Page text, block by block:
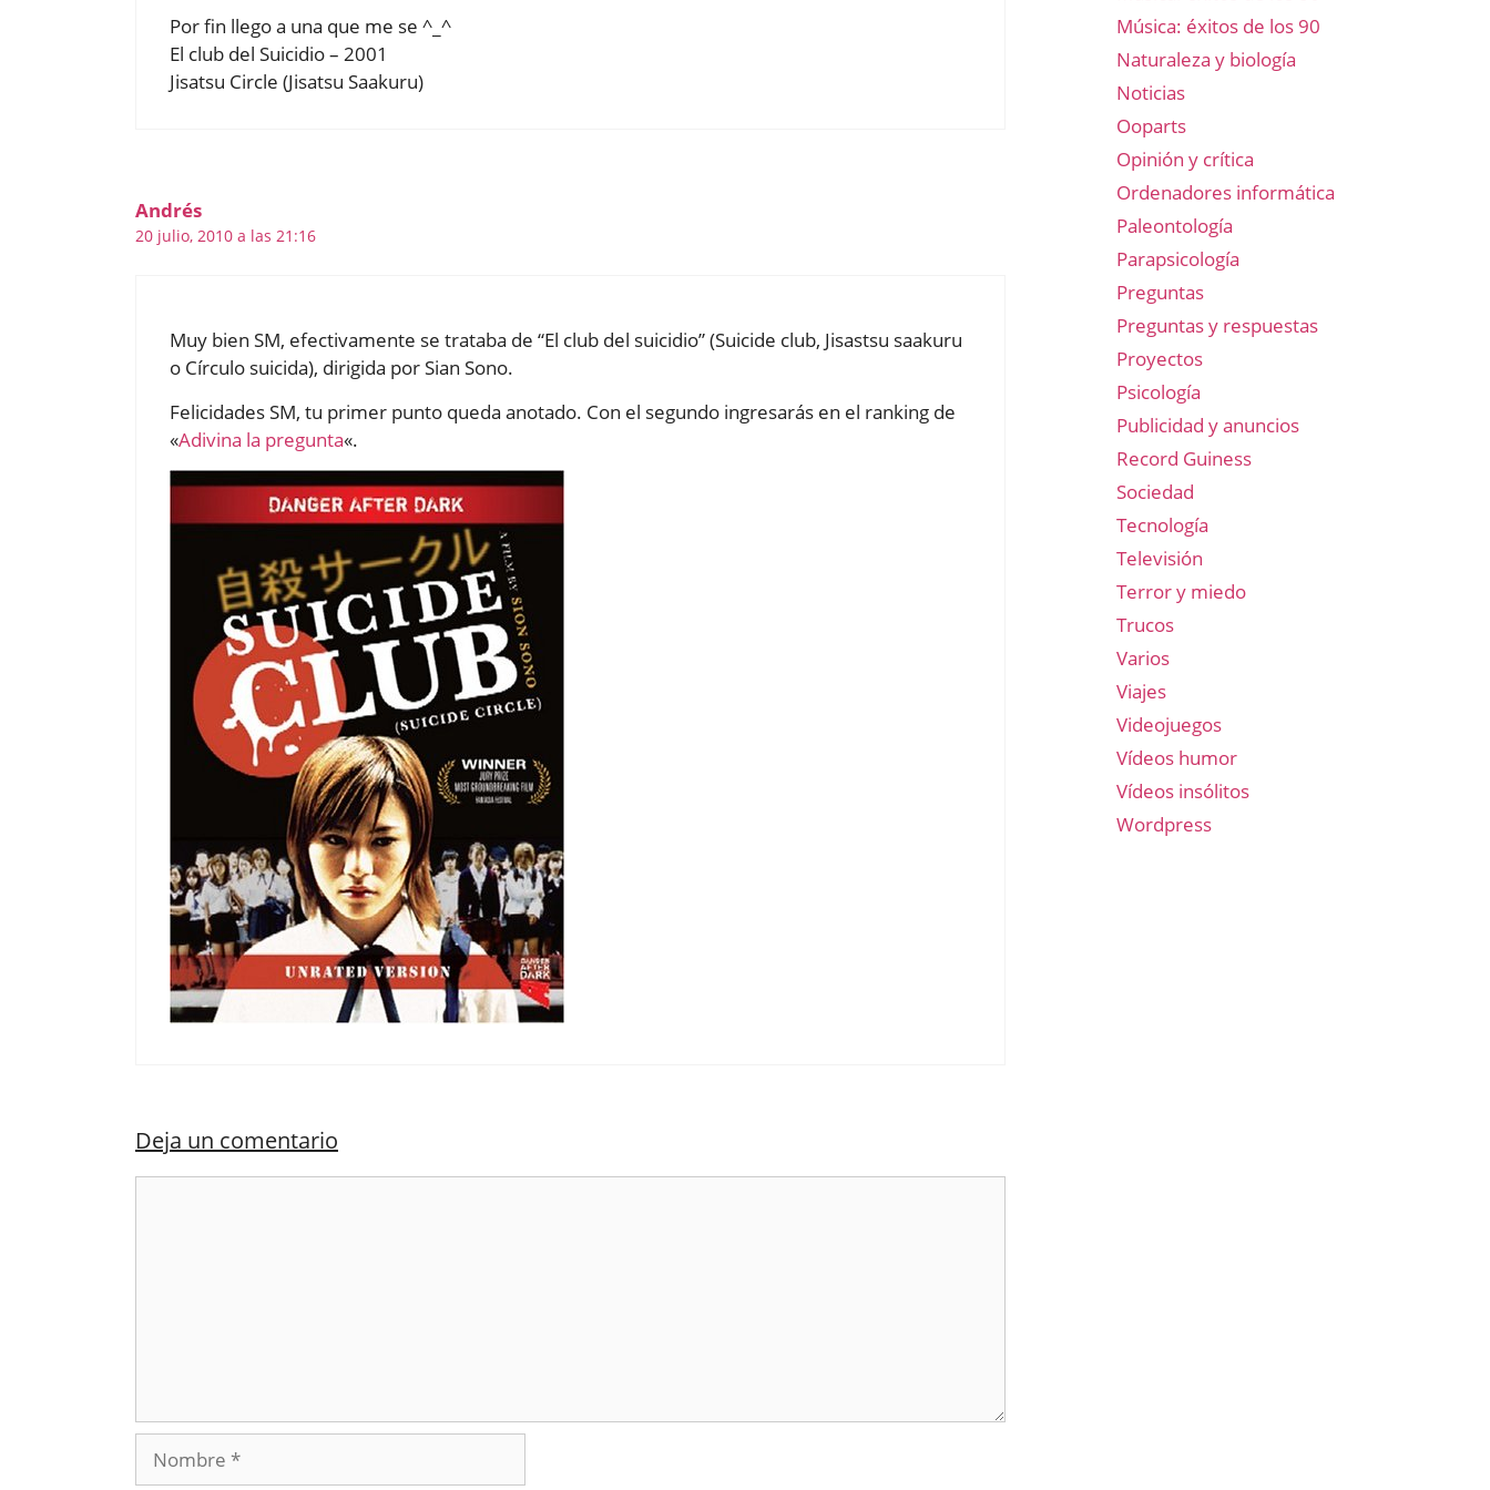
Por fin llego a una que me se ^_^
El club del Suicidio – 2001
Jisatsu Circle (Jisatsu Saakuru)
Andrés
20 julio, 2010 a las 21:16
Muy bien SM, efectivamente se trataba de “El club del suicidio” (Suicide club, Jisastsu saakuru
o Círculo suicida), dirigida por Sian Sono.
Felicidades SM, tu primer punto queda anotado. Con el segundo ingresarás en el ranking de
«Adivina la pregunta«.
Deja un comentario
Nombre
Música: éxitos de los 90
Naturaleza y biología
Noticias
Ooparts
Opinión y crítica
Ordenadores informática
Paleontología
Parapsicología
Preguntas
Preguntas y respuestas
Proyectos
Psicología
Publicidad y anuncios
Record Guiness
Sociedad
Tecnología
Televisión
Terror y miedo
Trucos
Varios
Viajes
Videojuegos
Vídeos humor
Vídeos insólitos
Wordpress